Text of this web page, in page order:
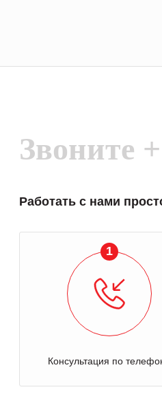
Звоните
Работать с нами
1
Консультация по